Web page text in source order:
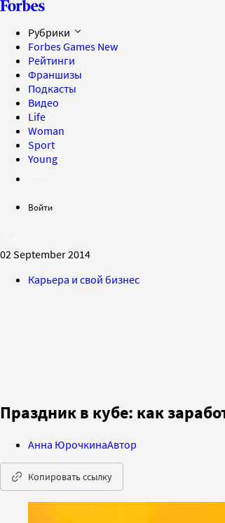
Рубрики
Forbes Games New
Рейтинги
Франшизы
Подкасты
Видео
Life
Woman
Sport
Young
Войти
02 September 2014
Карьера и свой бизнес
Праздник в кубе: как
Анна ЮрочкинаАвтор
Копировать ссылку